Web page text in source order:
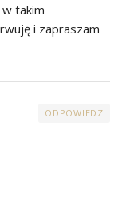
takim
i zapraszam
ODPOWIEDZ